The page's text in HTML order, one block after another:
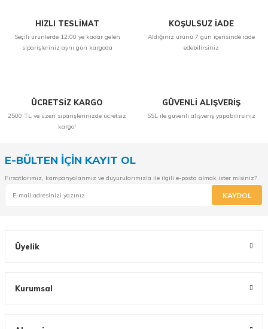
HIZLI TESLİMAT
Seçili ürünlerde 12:00 ye kadar gelen
siparişleriniz aynı gün kargoda
KOŞULSUZ İADE
Aldığınız ürünü 7 gün içerisinde iade
edebilirsiniz
ÜCRETSİZ KARGO
2500 TL ve üzeri siparişlerinizde ücretsiz
kargo!
GÜVENLİ ALIŞVERİŞ
SSL ile güvenli alışveriş yapabilirsiniz
E-BÜLTEN İÇİN KAYIT OL
Fırsatlarımız, kampanyalarımız ve duyurularımızla ile ilgili e-posta almak ister misiniz?
KAYDOL
Üyelik
Kurumsal